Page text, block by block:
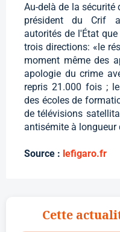
Au-delà de la sécurité
président du Crif
autorités de l'État
trois directions: «le
moment même des
apologie du crime
repris 21.000 fois ;
des écoles de
de télévisions
antisémite à longueur
Source : lefigaro.fr
Cette